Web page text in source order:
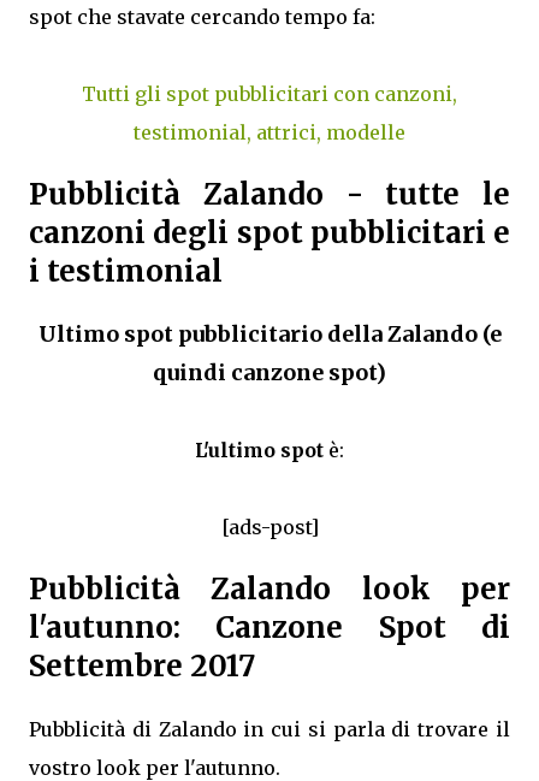
spot che stavate cercando tempo fa:
Tutti gli spot pubblicitari con canzoni,
testimonial, attrici, modelle
Pubblicità Zalando - tutte le
canzoni degli spot pubblicitari e
i testimonial
Ultimo spot pubblicitario della Zalando (e
quindi canzone spot)
L'ultimo spot è:
[ads-post]
Pubblicità Zalando look per
l'autunno: Canzone Spot di
Settembre 2017
Pubblicità di Zalando in cui si parla di trovare il
vostro look per l'autunno.